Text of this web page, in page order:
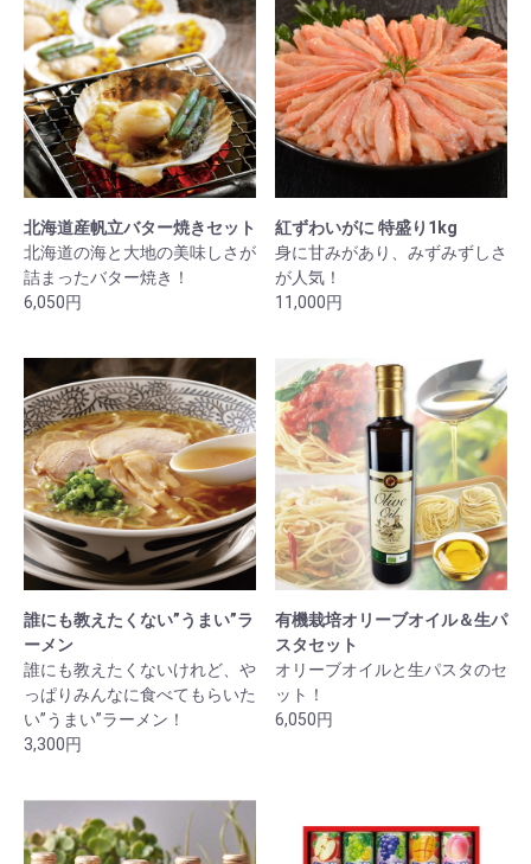
北海道産帆立バター焼きセット
北海道の海と大地の美味しさが
詰まったバター焼き！
6,050円
紅ずわいがに 特盛り1kg
身に甘みがあり、みずみずしさ
が人気！
11,000円
誰にも教えたくない”うまい”ラ
ーメン
誰にも教えたくないけれど、や
っぱりみんなに食べてもらいた
い”うまい”ラーメン！
3,300円
有機栽培オリーブオイル＆生パ
スタセット
オリーブオイルと生パスタのセ
ット！
6,050円